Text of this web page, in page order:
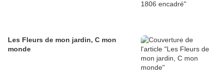
Les Fleurs de mon jardin, C mon
monde